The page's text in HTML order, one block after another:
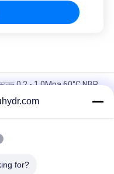
ভালভ 0.2 - 1.0Mpa 60°C NBR
M7
DC24V ডিসি 29W পালস ভালভ
for?